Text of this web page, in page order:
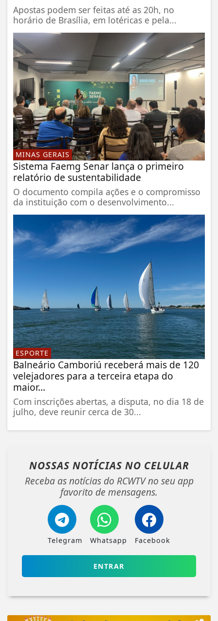
Apostas podem ser feitas até as 20h, no
horário de Brasília, em lotéricas e pela...
MINAS GERAIS
Sistema Faemg Senar lança o primeiro
relatório de sustentabilidade
O documento compila ações e o compromisso
da instituição com o desenvolvimento...
ESPORTE
Balneário Camboriú receberá mais de 120
velejadores para a terceira etapa do
maior...
Com inscrições abertas, a disputa, no dia 18 de
julho, deve reunir cerca de 30...
NOSSAS NOTÍCIAS NO CELULAR
Receba as notícias do RCWTV no seu app
favorito de mensagens.
Telegram Whatsapp Facebook
ENTRAR